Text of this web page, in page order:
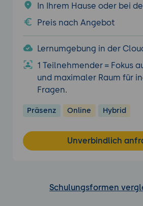
In Ihrem Hause oder bei
Preis nach Angebot
Lernumgebung in der
1 Teilnehmender = Fokus
und maximaler Raum für
Fragen.
Präsenz Online Hybrid
Unverbindlich
Schulungsformen